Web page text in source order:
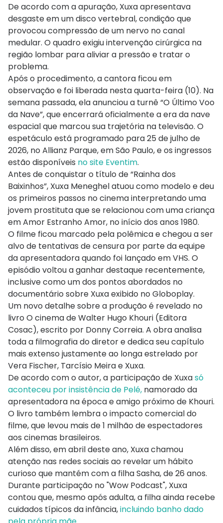
De acordo com a apuração, Xuxa apresentava
desgaste em um disco vertebral, condição que
provocou compressão de um nervo no canal
medular. O quadro exigiu intervenção cirúrgica na
região lombar para aliviar a pressão e tratar o
problema.
Após o procedimento, a cantora ficou em
observação e foi liberada nesta quarta-feira (10). Na
semana passada, ela anunciou a turnê “O Último Voo
da Nave”, que encerrará oficialmente a era da nave
espacial que marcou sua trajetória na televisão. O
espetáculo está programado para 25 de julho de
2026, no Allianz Parque, em São Paulo, e os ingressos
estão disponíveis no site Eventim.
Antes de conquistar o título de “Rainha dos
Baixinhos”, Xuxa Meneghel atuou como modelo e deu
os primeiros passos no cinema interpretando uma
jovem prostituta que se relacionou com uma criança
em Amor Estranho Amor, no início dos anos 1980.
O filme ficou marcado pela polêmica e chegou a ser
alvo de tentativas de censura por parte da equipe
da apresentadora quando foi lançado em VHS. O
episódio voltou a ganhar destaque recentemente,
inclusive como um dos pontos abordados no
documentário sobre Xuxa exibido no Globoplay.
Um novo detalhe sobre a produção é revelado no
livro O cinema de Walter Hugo Khouri (Editora
Cosac), escrito por Donny Correia. A obra analisa
toda a filmografia do diretor e dedica seu capítulo
mais extenso justamente ao longa estrelado por
Vera Fischer, Tarcísio Meira e Xuxa.
De acordo com o autor, a participação de Xuxasó
aconteceu por insistência de Pelé, namorado da
apresentadora na época e amigo próximo de Khouri.
O livro também lembra o impacto comercial do
filme, que levou mais de 1 milhão de espectadores
aos cinemas brasileiros.
Além disso, em abril deste ano, Xuxa chamou
atenção nas redes sociais ao revelar um hábito
curioso que mantém com a filha Sasha, de 26 anos.
Durante participação no "Wow Podcast", Xuxa
contou que, mesmo após adulta, a filha ainda recebe
cuidados típicos da infância,incluindo banho dado